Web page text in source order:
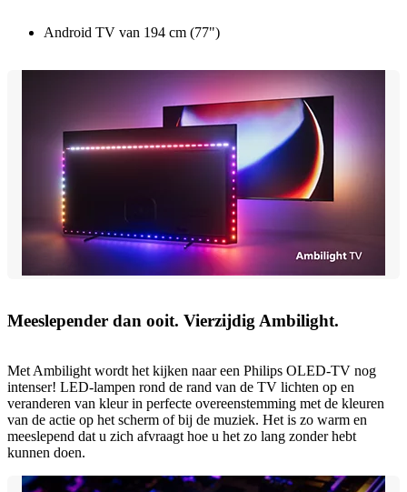
Android TV van 194 cm (77")
Meeslepender dan ooit. Vierzijdig Ambilight.
Met Ambilight wordt het kijken naar een Philips OLED-TV nog
intenser! LED-lampen rond de rand van de TV lichten op en
veranderen van kleur in perfecte overeenstemming met de kleuren
van de actie op het scherm of bij de muziek. Het is zo warm en
meeslepend dat u zich afvraagt hoe u het zo lang zonder hebt
kunnen doen.